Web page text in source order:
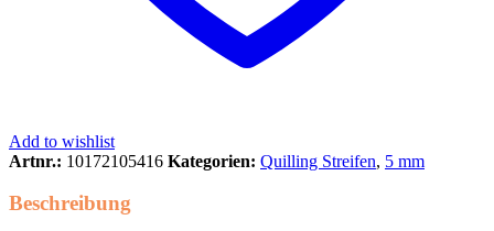
Add to wishlist
Artnr.: 10172105416 Kategorien: Quilling Streifen, 5 mm
Beschreibung